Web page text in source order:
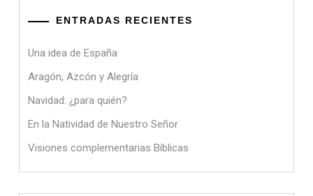
ENTRADAS RECIENTES
Una idea de España
Aragón, Azcón y Alegría
Navidad: ¿para quién?
En la Natividad de Nuestro Señor
Visiones complementarias Bíblicas